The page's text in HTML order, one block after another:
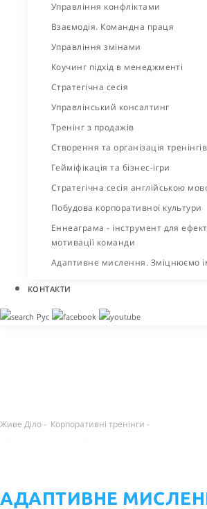
Управління конфліктами
Взаємодія. Командна праця
Управління змінами
Коучинг підхід в менеджменті
Стратегічна сесія
Управлінський консалтинг
Тренінг з продажів
Створення та організація тренінгів
Гейміфікація та бізнес-ігри
Стратегічна сесія англійською
Побудова корпоративної культури
Еннеаграма - інструмент для
мотивації команди
Адаптивне мислення. Зміцнюємо
КОНТАКТИ
Рус
Живе Діло- Корпоративні тренінги -
АДАПТИВНЕ